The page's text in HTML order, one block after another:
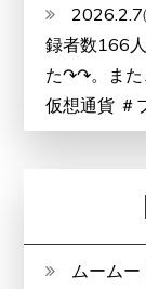
2026.2.7
録者数166
た↷↷。また
仮想通貨 ＃
ムームー